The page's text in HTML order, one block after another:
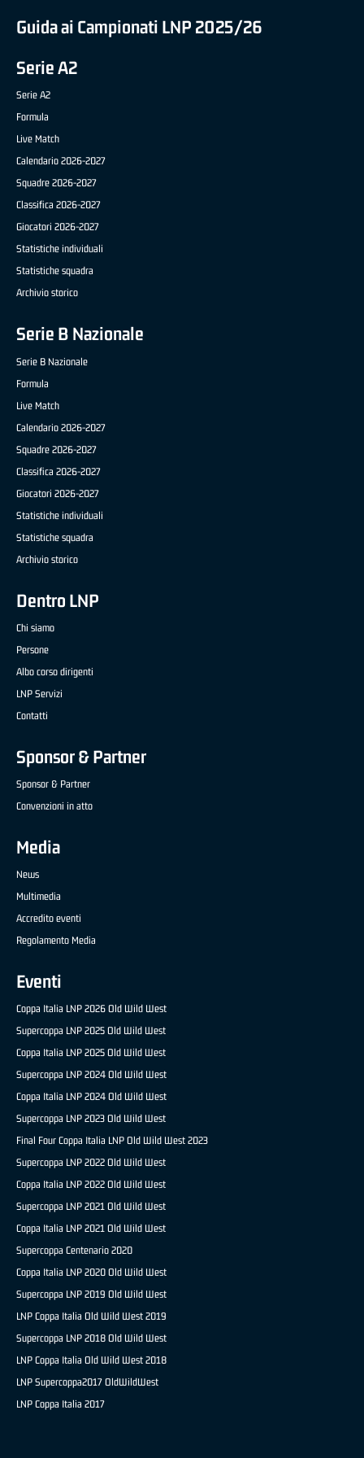
Guida ai Campionati LNP 2025/26
Serie A2
Serie A2
Formula
Live Match
Calendario 2026-2027
Squadre 2026-2027
Classifica 2026-2027
Giocatori 2026-2027
Statistiche individuali
Statistiche squadra
Archivio storico
Serie B Nazionale
Serie B Nazionale
Formula
Live Match
Calendario 2026-2027
Squadre 2026-2027
Classifica 2026-2027
Giocatori 2026-2027
Statistiche individuali
Statistiche squadra
Archivio storico
Dentro LNP
Chi siamo
Persone
Albo corso dirigenti
LNP Servizi
Contatti
Sponsor & Partner
Sponsor & Partner
Convenzioni in atto
Media
News
Multimedia
Accredito eventi
Regolamento Media
Eventi
Coppa Italia LNP 2026 Old Wild West
Supercoppa LNP 2025 Old Wild West
Coppa Italia LNP 2025 Old Wild West
Supercoppa LNP 2024 Old Wild West
Coppa Italia LNP 2024 Old Wild West
Supercoppa LNP 2023 Old Wild West
Final Four Coppa Italia LNP Old Wild West 2023
Supercoppa LNP 2022 Old Wild West
Coppa Italia LNP 2022 Old Wild West
Supercoppa LNP 2021 Old Wild West
Coppa Italia LNP 2021 Old Wild West
Supercoppa Centenario 2020
Coppa Italia LNP 2020 Old Wild West
Supercoppa LNP 2019 Old Wild West
LNP Coppa Italia Old Wild West 2019
Supercoppa LNP 2018 Old Wild West
LNP Coppa Italia Old Wild West 2018
LNP Supercoppa2017 OldWildWest
LNP Coppa Italia 2017